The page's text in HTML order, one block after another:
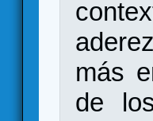
más
de